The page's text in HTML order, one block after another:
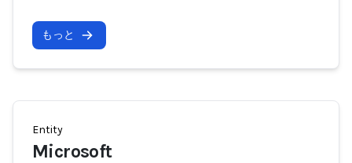
もっと
Entity
Microsoft